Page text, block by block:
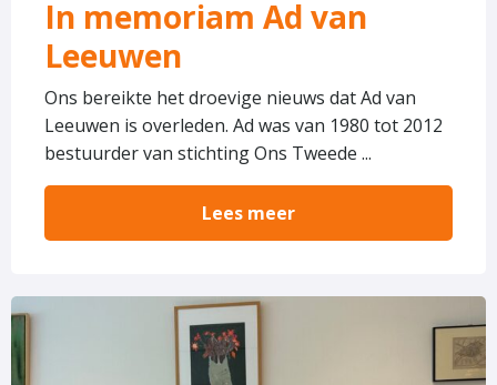
In memoriam Ad van
Leeuwen
Ons bereikte het droevige nieuws dat Ad van
Leeuwen is overleden. Ad was van 1980 tot 2012
bestuurder van stichting Ons Tweede ...
Lees meer
Lees
meer
over